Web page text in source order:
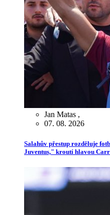
Jan Matas ,
07. 08. 2026
Salahův přestup rozděluje
Juventus," kroutí hlavou